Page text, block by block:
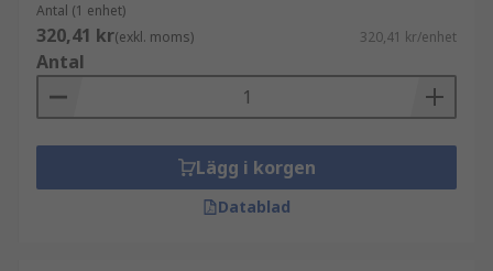
Antal (1 enhet)
320,41 kr(exkl. moms) 320,41 kr/enhet
Antal
Lägg i korgen
Datablad